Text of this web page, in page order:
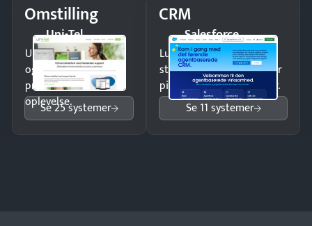
Omstilling
Uni-Tel
Undgå tabte opkald
og giv kunderne en
professionel
oplevelse.
Se 25 systemer
CRM
Salesforce
Luk flere salg med et
struktureret overblik over
pipeline og opfølgninger.
Se 11 systemer